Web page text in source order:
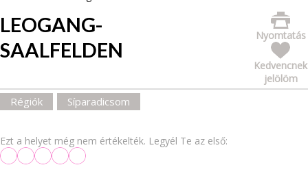
LEOGANG-
SAALFELDEN
Nyomtatás
Kedvencnek
jelölöm
Régiók Síparadicsom
Ezt a helyet még nem értékelték. Legyél Te az első: